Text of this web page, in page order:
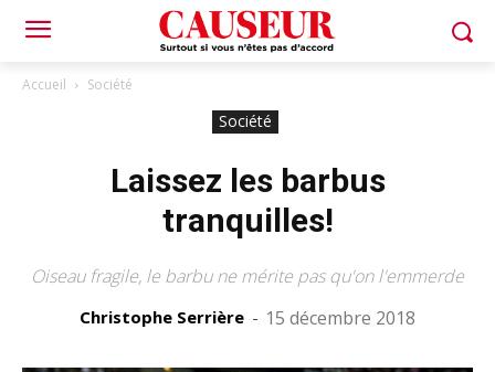
Accueil Société
Société
Laissez les barbus
tranquilles!
Oiseau fragile, le barbu ne mérite pas qu'on l'emmerde
Christophe Serrière - 15 décembre 2018